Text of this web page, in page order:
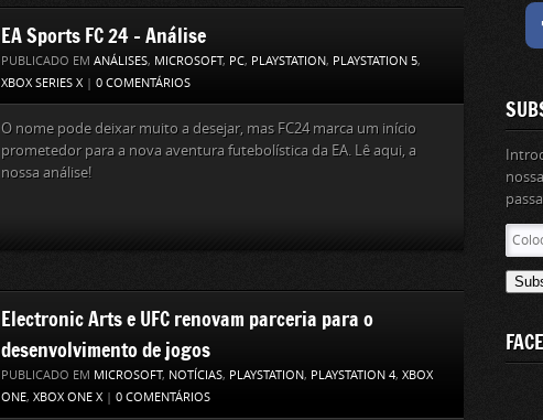
EA Sports FC 24 – Análise
PUBLICADO EM ANÁLISES, MICROSOFT, PC, PLAYSTATION, PLAYSTATION 5,
XBOX SERIES X | 0 COMENTÁRIOS
O nome pode deixar muito a desejar, mas FC24 marca um início
prometedor para a nova aventura futebolística da EA. Lê aqui, a
nossa análise!
Electronic Arts e UFC renovam parceria para o
desenvolvimento de jogos
PUBLICADO EM MICROSOFT, NOTÍCIAS, PLAYSTATION, PLAYSTATION 4, XBOX
ONE, XBOX ONE X | 0 COMENTÁRIOS
aqui
o
de
email